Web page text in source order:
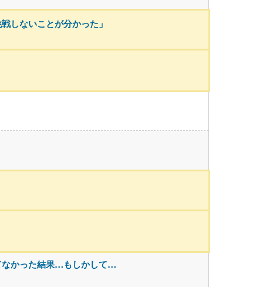
しないことが分かった」
なかった結果…もしかして…